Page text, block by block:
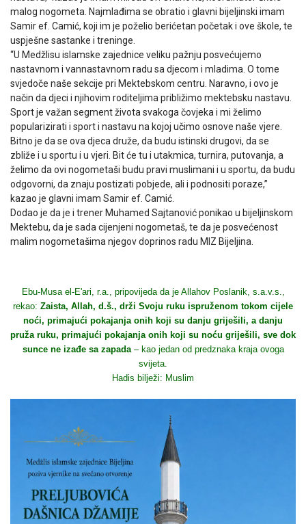
malog nogometa. Najmlađima se obratio i glavni bijeljinski imam
Samir ef. Camić, koji im je poželio berićetan početak i ove škole, te
uspješne sastanke i treninge.
“U Medžlisu islamske zajednice veliku pažnju posvećujemo
nastavnom i vannastavnom radu sa djecom i mladima. O tome
svjedoče naše sekcije pri Mektebskom centru. Naravno, i ovo je
način da djeci i njihovim roditeljima približimo mektebsku nastavu.
Sport je važan segment života svakoga čovjeka i mi želimo
popularizirati i sport i nastavu na kojoj učimo osnove naše vjere.
Bitno je da se ova djeca druže, da budu istinski drugovi, da se
zbliže i u sportu i u vjeri. Bit će tu i utakmica, turnira, putovanja, a
želimo da ovi nogometaši budu pravi muslimani i u sportu, da budu
odgovorni, da znaju postizati pobjede, ali i podnositi poraze,”
kazao je glavni imam Samir ef. Camić.
Dodao je da je i trener Muhamed Sajtanović ponikao u bijeljinskom
Mektebu, da je sada cijenjeni nogometaš, te da je posvećenost
malim nogometašima njegov doprinos radu MIZ Bijeljina.
Ebu-Musa el-E'ari, r.a., pripovijeda da je Allahov Poslanik, s.a.v.s.,
rekao: Zaista, Allah, d.š., drži Svoju ruku ispruženom tokom cijele
noći, primajući pokajanja onih koji su danju griješili, a danju
pruža ruku, primajući pokajanja onih koji su noću griješili, sve dok
sunce ne izađe sa zapada– kao jedan od predznaka kraja ovoga
svijeta.
Hadis bilježi: Muslim